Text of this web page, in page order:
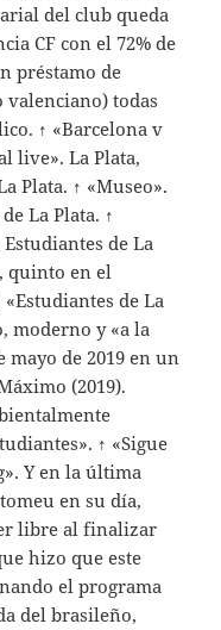
del club queda
CF con el 72% de
préstamo de
valenciano) todas
↑ «Barcelona v
live». La Plata,
Plata. ↑ «Museo».
La Plata. ↑
de La
quinto en el
de La
moderno y «a la
mayo de 2019 en un
(2019).
↑ «Sigue
Y en la última
en su día,
libre al finalizar
hizo que este
el programa
del brasileño,